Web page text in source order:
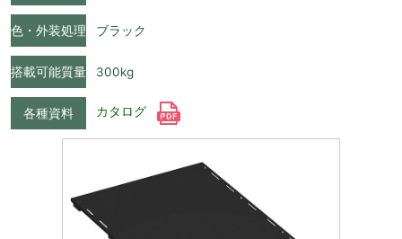
色・外装処理 ブラック
搭載可能質量 300kg
各種資料 カタログ